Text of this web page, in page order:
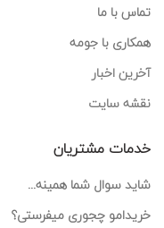
تماس با ما
همکاری با جومه
آخرین اخبار
نقشه سایت
خدمات مشتریان
شاید سوال شما همینه...
خریدامو چجوری میفرستی؟